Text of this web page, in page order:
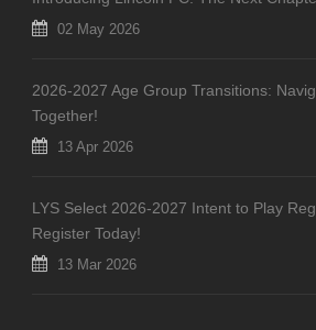
02 May 2026
2026-2027 Age Group Transitions:
Together!
13 Apr 2026
LYS Select 2026-2027 Intent to Play
Register Today!
13 Mar 2026